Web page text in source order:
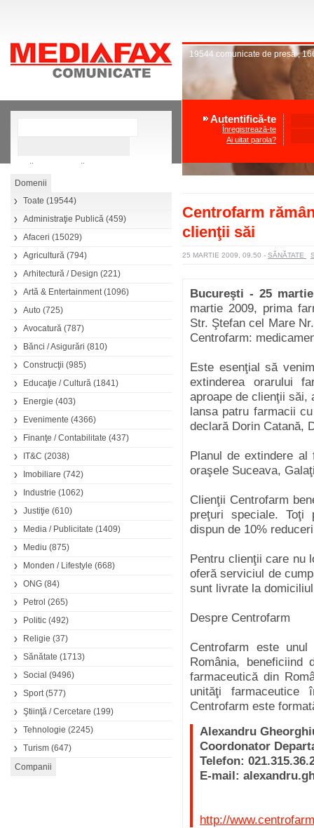
Căutare avansată
Toate (19544)
Administraţie Publică (459)
Afaceri (15029)
Agricultură (794)
Arhitectură / Design (221)
Artă & Entertainment(1096)
Auto (725)
Avocatură (787)
Bănci / Asigurări (810)
Construcţii (985)
Educaţie / Cultură (1841)
Energie (403)
Evenimente (4366)
Finanţe / Contabilitate (437)
IT&C (2038)
Imobiliare (742)
Industrie (1062)
Justiţie (610)
Media / Publicitate (1409)
Mediu (875)
Monden / Lifestyle (668)
ONG (84)
Petrol (265)
Politic (492)
Religie (37)
Sănătate (1713)
Social (9496)
Sport(577)
Ştiinţă / Cercetare (199)
Tehnologie (2245)
Turism (647)
19544 comunicate de presă,
Autentifică-te
Înregistrează-te
Ai uitat parola?
Centrofarm
clienţii săi
25 MARTIE 2009, 09.50 - SĂNĂTATE
Bucureşti - 25
martie 2009, prima
Str. Ştefan cel Mare
Centrofarm:
Este esenţial să
extinderea orarului
aproape de clienţii săi,
lansa patru farmacii
declară Dorin Catană,
Planul de extindere
oraşele Suceava,
Clienţii Centrofarm
preţuri speciale. Toţi
dispun de 10%
Pentru clienţii care nu
oferă serviciul de
sunt livrate la
Despre Centrofarm
Centrofarm este
România,
farmaceutică din
unităţi
Centrofarm este
Alexandru
Coordonator
Telefon:
E-mail:
http://